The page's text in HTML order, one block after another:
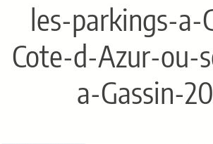
les-parkings-a-
Cote-d-Azur-ou-
a-Gassin-